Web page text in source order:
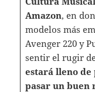
Amazon, en
modelos más
Avenger 220 y
sentir el rugir
estará lleno
pasar un buen